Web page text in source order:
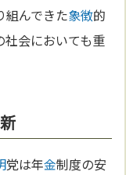
組んできた象徴的
社会においても重
党は年金制度の安